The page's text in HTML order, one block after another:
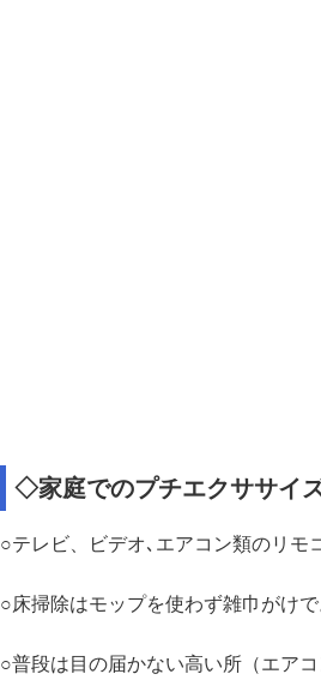
◇家庭でのプチエクササイ
○テレビ、ビデオ､エアコン類のリモ
○床掃除はモップを使わず雑巾がけで
○普段は目の届かない高い所（エア